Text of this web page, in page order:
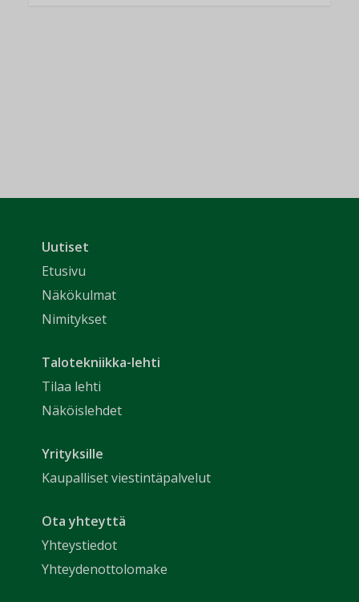
Uutiset
Etusivu
Näkökulmat
Nimitykset
Talotekniikka-lehti
Tilaa lehti
Näköislehdet
Yrityksille
Kaupalliset viestintäpalvelut
Ota yhteyttä
Yhteystiedot
Yhteydenottolomake